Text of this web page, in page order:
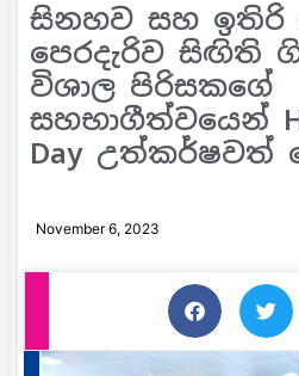
සිනහව සහ ඉතිරි
පෙරදැරිව සිඟිති
විශාල පිරිසකගේ
සහභාගීත්වයෙන්
Day උත්කර්ෂවත්
November 6, 2023